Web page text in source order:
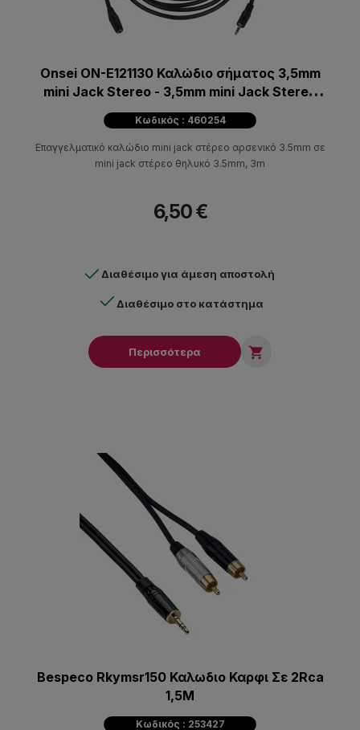
Onsei ON-E121130 Καλώδιο σήματος 3,5mm
mini Jack Stereo - 3,5mm mini Jack Stereo
Θηλυκό 3m
Κωδικός : 460254
Επαγγελματικό καλώδιο mini jack στέρεο αρσενικό 3.5mm σε
mini jack στέρεο θηλυκό 3.5mm, 3m
6,50 €
Διαθέσιμο για άμεση αποστολή
Διαθέσιμο στο κατάστημα
Περισσότερα 
Bespeco Rkymsr150 Καλωδιο Καρφι Σε 2Rca
1,5M
Κωδικός : 253427